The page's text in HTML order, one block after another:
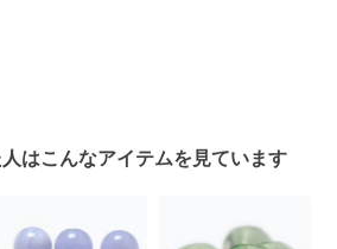
はこんなアイテムを見ています